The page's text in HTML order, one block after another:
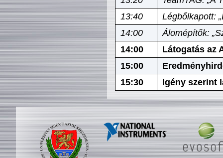
13:40
Légbőlkapott:
14:00
Álomépítők:
14:00
Látogatás az
15:00
15:30
Igény szerint